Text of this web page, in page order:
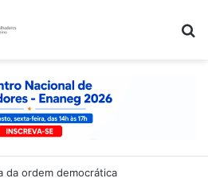
da ordem democrática